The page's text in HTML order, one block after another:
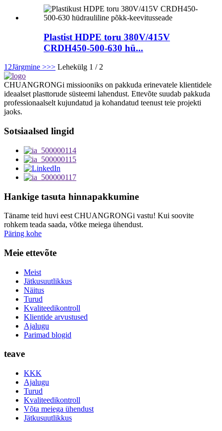
Plastist HDPE toru 380V/415V
CRDH450-500-630 hü...
12Järgmine >>> Lehekülg 1 / 2
CHUANGRONGi missiooniks on pakkuda erinevatele klientidele
ideaalset plasttorude süsteemi lahendust. Ettevõte suudab pakkuda
professionaalselt kujundatud ja kohandatud teenust teie projekti
jaoks.
Sotsiaalsed lingid
Hankige tasuta hinnapakkumine
Täname teid huvi eest CHUANGRONGi vastu! Kui soovite
rohkem teada saada, võtke meiega ühendust.
Päring kohe
Meie ettevõte
Meist
Jätkusuutlikkus
Näitus
Turud
Kvaliteedikontroll
Klientide arvustused
Ajalugu
Parimad blogid
teave
KKK
Ajalugu
Turud
Kvaliteedikontroll
Võta meiega ühendust
Jätkusuutlikkus